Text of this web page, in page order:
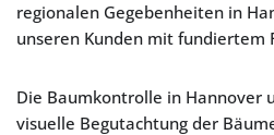
regionalen Gegebenheiten in
unseren Kunden mit fundiertem
Die Baumkontrolle in Hannover
visuelle Begutachtung der